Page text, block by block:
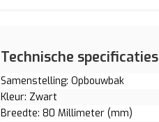
Technische specificaties
Samenstelling: Opbouwbak
Kleur: Zwart
Breedte: 80 Millimeter (mm)